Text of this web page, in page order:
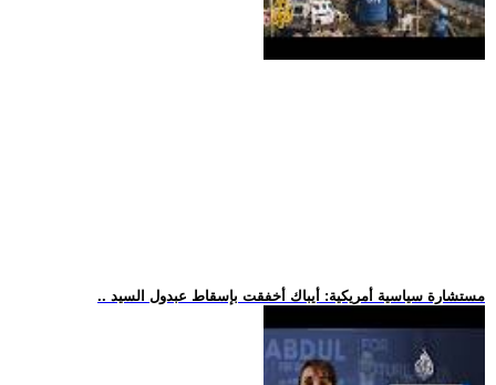
.. مستشارة سياسية أمريكية: أيباك أخفقت بإسقاط عبدول السيد